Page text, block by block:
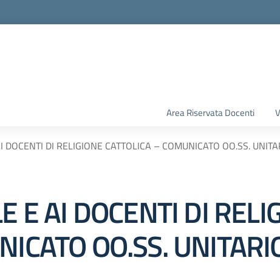
Area Riservata Docenti
DOCENTI DI RELIGIONE CATTOLICA – COMUNICATO OO.SS.
E AI DOCENTI DI
OO.SS.